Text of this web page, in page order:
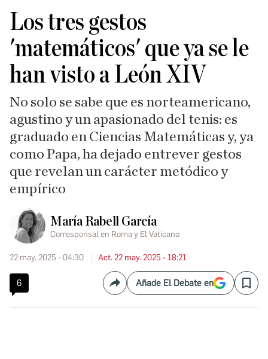
Los tres gestos
'matemáticos' que ya se le
han visto a León XIV
No solo se sabe que es norteamericano,
agustino y un apasionado del tenis: es
graduado en Ciencias Matemáticas y, ya
como Papa, ha dejado entrever gestos
que revelan un carácter metódico y
empírico
María Rabell García
Corresponsal en Roma y El Vaticano
22 may. 2025 - 04:30 Act. 22 may. 2025 - 18:21
6 CompartirAñade El Debate en Save